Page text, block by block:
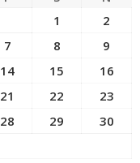
1
2
7 8
9
14 15
16
21 22
23
28 29
30